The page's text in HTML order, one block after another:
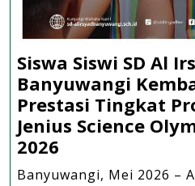
Siswa Siswi SD Al
Banyuwangi
Prestasi Tingkat
Jenius Science
2026
Siswi
Banyuwangi, Mei 2026 –